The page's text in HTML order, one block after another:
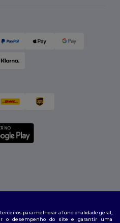
para melhorar a funcionalidade geral,
o desempenho do site e garantir uma